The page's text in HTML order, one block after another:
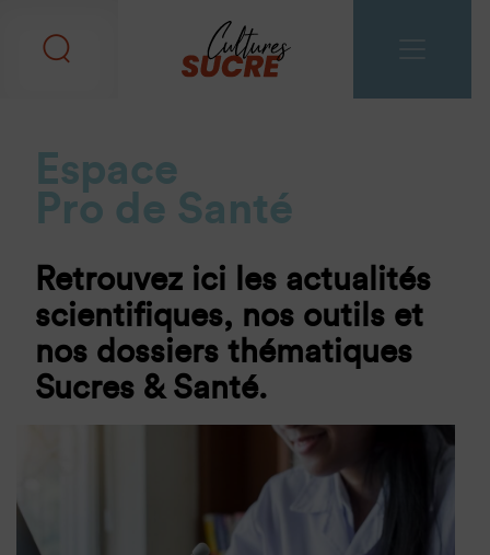
Espace
Pro de Santé
Retrouvez ici les actualités
scientifiques, nos outils et
nos dossiers thématiques
Sucres & Santé.